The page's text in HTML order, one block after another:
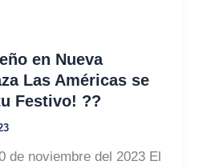
en Nueva
Las Américas se
Festivo! ??️
de noviembre del 2023 El